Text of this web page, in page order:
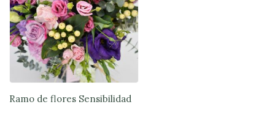
Ramo de flores Sensibilidad